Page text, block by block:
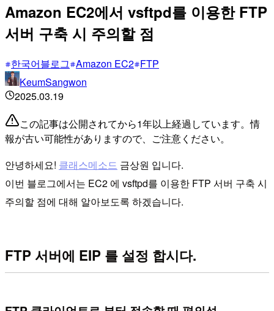
Amazon EC2에서 vsftpd를 이용한 FTP
서버 구축 시 주의할 점
한국어블로그 Amazon EC2 FTP
KeumSangwon
2025.03.19
この記事は公開されてから1年以上経過しています。情
報が古い可能性がありますので、ご注意ください。
안녕하세요! 클래스메소드 금상원 입니다.
이번 블로그에서는 EC2 에 vsftpd를 이용한 FTP 서버 구축 시
주의할 점에 대해 알아보도록 하겠습니다.
FTP 서버에 EIP 를 설정 합시다.